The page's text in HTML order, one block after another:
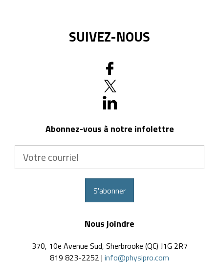
SUIVEZ-NOUS
Abonnez-vous à notre infolettre
S'abonner
Nous joindre
370, 10e Avenue Sud, Sherbrooke (QC) J1G 2R7
819 823-2252 | info@physipro.com